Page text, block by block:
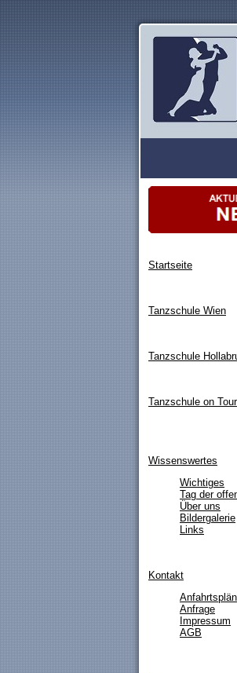
Startseite
Tanzschule Wien
Tanzschule
Tanzschule on Tour
Wissenswertes
Wichtiges
Tag der
Über uns
Bildergalerie
Links
Kontakt
Anfrage
Impressum
AGB